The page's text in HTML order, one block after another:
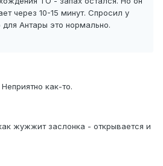
через 10-15 минут. Спросил у
Антары это нормально.
как-то.
жужжит заслонка - открывается и